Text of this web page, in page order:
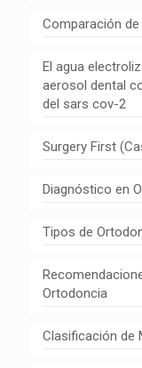
Comparación
El agua
aerosol dental
del sars cov-2
Surgery First
Diagnóstico en
Tipos de
Ortodoncia
Clasificación de